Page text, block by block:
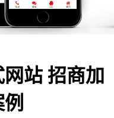
站 招商加